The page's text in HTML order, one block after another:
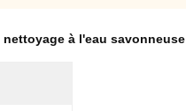
nettoyage à l'eau